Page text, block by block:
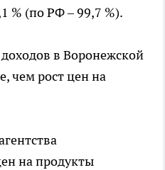
% (по РФ – 99,7 %).
в Воронежской
чем рост цен на
на продукты